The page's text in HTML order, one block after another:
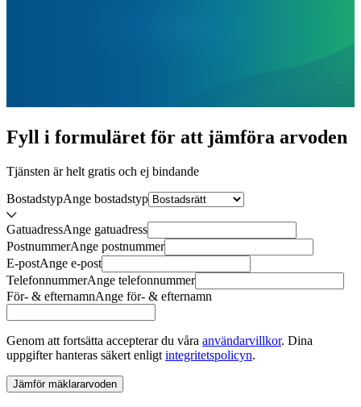
Fyll i formuläret för att jämföra arvoden
Tjänsten är helt gratis och ej bindande
BostadstypAnge bostadstyp
GatuadressAnge gatuadress
PostnummerAnge postnummer
E-postAnge e-post
TelefonnummerAnge telefonnummer
För- & efternamnAnge för- & efternamn
Genom att fortsätta accepterar du våra användarvillkor. Dina
uppgifter hanteras säkert enligt integritetspolicyn.
Jämför mäklararvoden